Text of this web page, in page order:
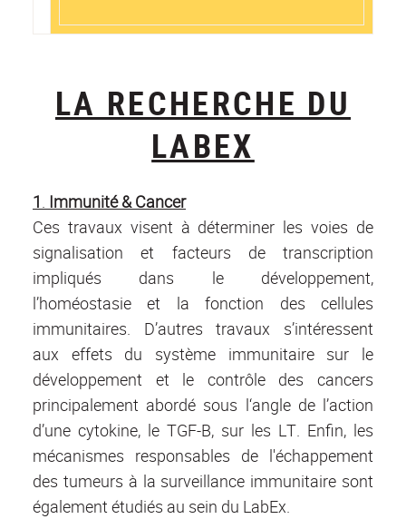
LA RECHERCHE DU
LABEX
1. Immunité & Cancer
Ces travaux visent à déterminer les voies de
signalisation et facteurs de transcription
impliqués dans le développement,
l’homéostasie et la fonction des cellules
immunitaires. D’autres travaux s’intéressent
aux effets du système immunitaire sur le
développement et le contrôle des cancers
principalement abordé sous l‘angle de l’action
d’une cytokine, le TGF-B, sur les LT. Enfin, les
mécanismes responsables de l'échappement
des tumeurs à la surveillance immunitaire sont
également étudiés au sein du LabEx.